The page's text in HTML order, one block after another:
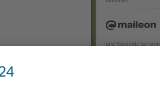
und Konzepte für